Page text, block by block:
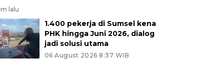
lalu
1.400 pekerja di Sumsel kena
PHK hingga Juni 2026, dialog
jadi solusi utama
06 August 2026 8:37 WIB